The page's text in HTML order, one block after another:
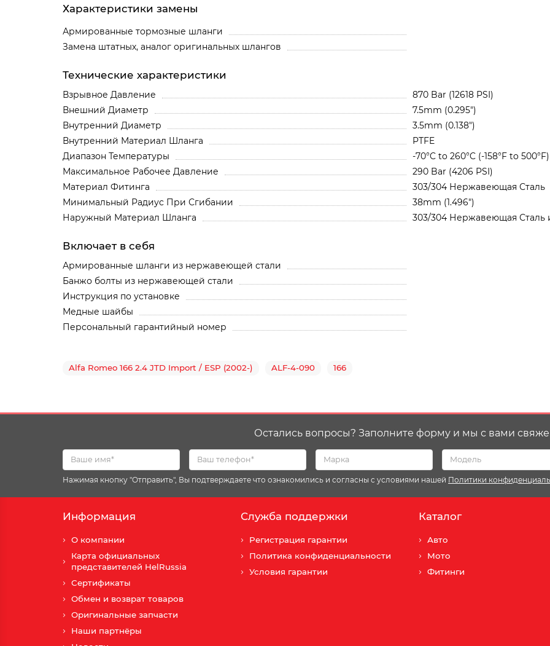
Характеристики замены
Армированные тормозные шланги
Замена штатных, аналог оригинальных шлангов
Технические характеристики
Взрывное Давление
870 Bar (12618 PSI)
Внешний Диаметр
7.5mm (0.295")
Внутренний Диаметр
3.5mm (0.138")
Внутренний Материал Шланга
PTFE
Диапазон Температуры
-70°C to 260°C (-158°F to 500°F)
Максимальное Рабочее Давление
290 Bar (4206 PSI)
Материал Фитинга
303/304 Нержавеющая Сталь
Минимальный Радиус При Сгибании
38mm (1.496")
Наружный Материал Шланга
303/304 Нержавеющая Сталь
Включает в себя
Армированные шланги из нержавеющей стали
Банжо болты из нержавеющей стали
Инструкция по установке
Медные шайбы
Персональный гарантийный номер
Alfa Romeo 166 2.4 JTD Import / ESP (2002-) ALF-4-090 166
Остались вопросы? Заполните форму и мы с вами
Нажимая кнопку "Отправить", Вы подтверждаете что ознакомились и согласны с условиями нашей Политики
Информация
О компании
Карта официальных
представителей HelRussia
Сертификаты
Обмен и возврат товаров
Оригинальные запчасти
Наши партнёры
Служба поддержки
Регистрация гарантии
Политика конфиденциальности
Условия гарантии
Каталог
Авто
Мото
Фитинги